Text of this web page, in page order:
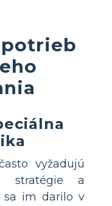
vyžadujú
stratégie a
sa im darilo v